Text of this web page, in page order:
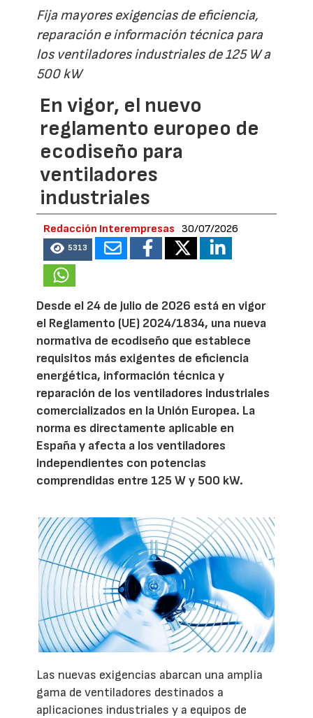
Fija mayores exigencias de eficiencia,
reparación e información técnica para
los ventiladores industriales de 125 W a
500 kW
En vigor, el nuevo
reglamento europeo de
ecodiseño para
ventiladores
industriales
Redacción Interempresas 30/07/2026
5313
Desde el 24 de julio de 2026 está en vigor
el Reglamento (UE) 2024/1834, una nueva
normativa de ecodiseño que establece
requisitos más exigentes de eficiencia
energética, información técnica y
reparación de los ventiladores industriales
comercializados en la Unión Europea. La
norma es directamente aplicable en
España y afecta a los ventiladores
independientes con potencias
comprendidas entre 125 W y 500 kW.
Las nuevas exigencias abarcan una amplia
gama de ventiladores destinados a
aplicaciones industriales y a equipos de